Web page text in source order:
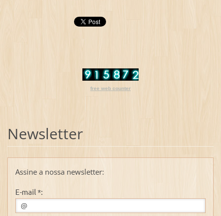
free web counter
Newsletter
Assine a nossa newsletter:
E-mail *: